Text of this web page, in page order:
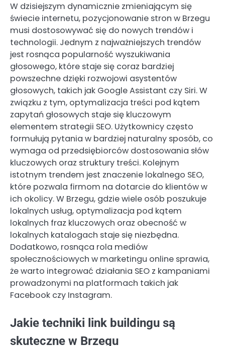
W dzisiejszym dynamicznie zmieniającym się
świecie internetu, pozycjonowanie stron w Brzegu
musi dostosowywać się do nowych trendów i
technologii. Jednym z najważniejszych trendów
jest rosnąca popularność wyszukiwania
głosowego, które staje się coraz bardziej
powszechne dzięki rozwojowi asystentów
głosowych, takich jak Google Assistant czy Siri. W
związku z tym, optymalizacja treści pod kątem
zapytań głosowych staje się kluczowym
elementem strategii SEO. Użytkownicy często
formułują pytania w bardziej naturalny sposób, co
wymaga od przedsiębiorców dostosowania słów
kluczowych oraz struktury treści. Kolejnym
istotnym trendem jest znaczenie lokalnego SEO,
które pozwala firmom na dotarcie do klientów w
ich okolicy. W Brzegu, gdzie wiele osób poszukuje
lokalnych usług, optymalizacja pod kątem
lokalnych fraz kluczowych oraz obecność w
lokalnych katalogach staje się niezbędna.
Dodatkowo, rosnąca rola mediów
społecznościowych w marketingu online sprawia,
że warto integrować działania SEO z kampaniami
prowadzonymi na platformach takich jak
Facebook czy Instagram.
Jakie techniki link buildingu są
skuteczne w Brzegu